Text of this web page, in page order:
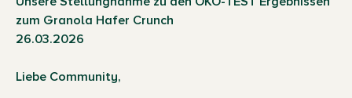
zum Granola Hafer Crunch
26.03.2026
Liebe Community,